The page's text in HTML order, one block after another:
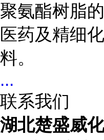
聚氨酯树脂
医药及精细
料。
...
联系我们
湖北楚盛威